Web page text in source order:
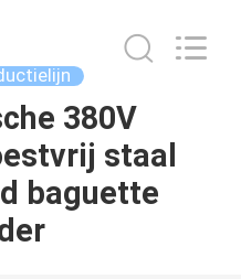
380V
staal
baguette